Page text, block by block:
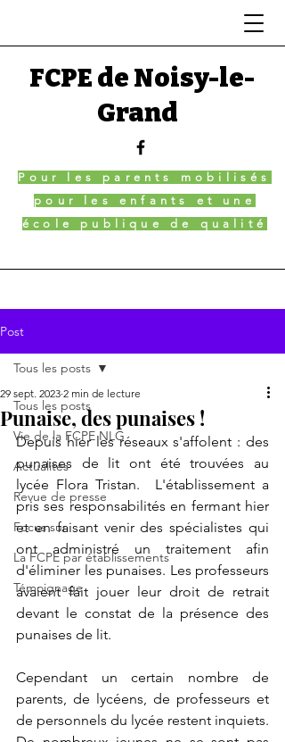
FCPE de Noisy-le-
Grand
Pour les parents mobilisés
pour les enfants et une
école publique de qualité
Post
Tous les posts
Vie de la FCPE NLG
Actualités
Revue de presse
Focus sur
La FCPE par établissements
Témoignage
Tous les posts
Punaise, des punaises !
29 sept. 2023 2 min de lecture
Depuis hier les réseaux s'affolent : des
punaises de lit ont été trouvées au
lycée Flora Tristan.  L'établissement a
pris ses responsabilités en fermant hier
et en faisant venir des spécialistes qui
ont administré un traitement afin
d'éliminer les punaises. Les professeurs
avaient fait jouer leur droit de retrait
devant le constat de la présence des
punaises de lit.
Cependant un certain nombre de
parents, de lycéens, de professeurs et
de personnels du lycée restent inquiets.